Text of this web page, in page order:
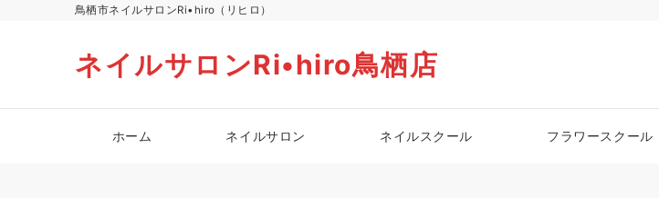
鳥栖市ネイルサロンRi•hiro（リヒロ）
ネイルサロンRi•hiro鳥栖店
ホーム ネイルサロン ネイルスクール フラワースクール